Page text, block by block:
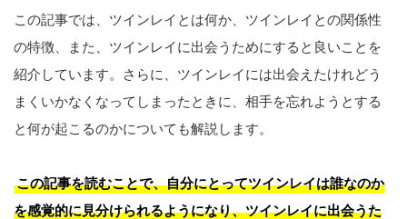
この記事では、ツインレイとは何か、ツインレイとの関係性
の特徴、また、ツインレイに出会うためにすると良いことを
紹介しています。さらに、ツインレイには出会えたけれどう
まくいかなくなってしまったときに、相手を忘れようとする
と何が起こるのかについても解説します。
この記事を読むことで、自分にとってツインレイは誰なのか
を感覚的に見分けられるようになり、ツインレイに出会うた